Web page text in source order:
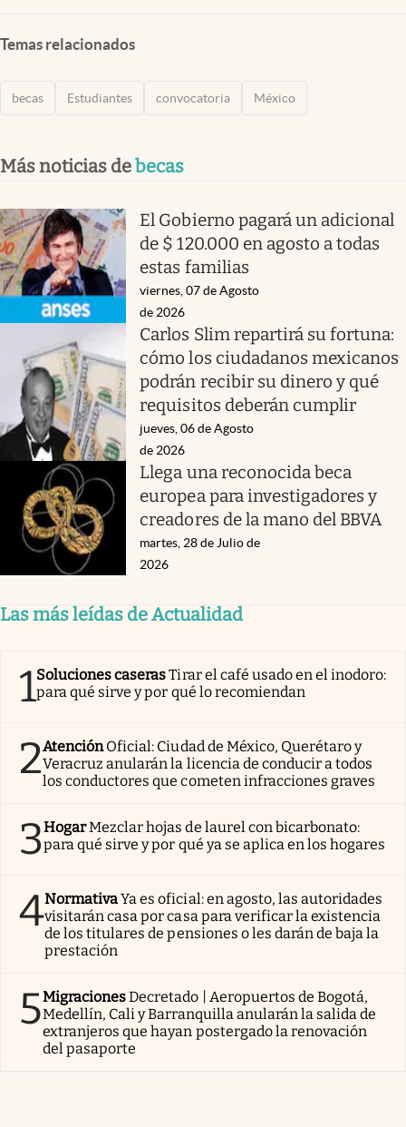
Temas relacionados
becas Estudiantes convocatoria México
Más noticias debecas
El Gobierno pagará un adicional
de $ 120.000 en agosto a todas
estas familias
viernes, 07 de Agosto
de 2026
Carlos Slim repartirá su fortuna:
cómo los ciudadanos mexicanos
podrán recibir su dinero y qué
requisitos deberán cumplir
jueves, 06 de Agosto
de 2026
Llega una reconocida beca
europea para investigadores y
creadores de la mano del BBVA
martes, 28 de Julio de
2026
Las más leídas de Actualidad
1Soluciones caserasTirar el café usado en el inodoro:
para qué sirve y por qué lo recomiendan
2AtenciónOficial: Ciudad de México, Querétaro y
Veracruz anularán la licencia de conducir a todos
los conductores que cometen infracciones graves
3HogarMezclar hojas de laurel con bicarbonato:
para qué sirve y por qué ya se aplica en los hogares
4NormativaYa es oficial: en agosto, las autoridades
visitarán casa por casa para verificar la existencia
de los titulares de pensiones o les darán de baja la
prestación
5MigracionesDecretado | Aeropuertos de Bogotá,
Medellín, Cali y Barranquilla anularán la salida de
extranjeros que hayan postergado la renovación
del pasaporte